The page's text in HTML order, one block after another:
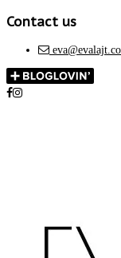
Contact us